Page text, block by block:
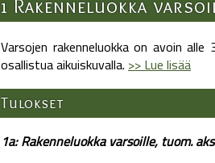
1 Rakenneluokka
Varsojen rakenneluokka on avoin
osallistua aikuiskuvalla.>> Lue lisää
Tulokset
1a: Rakenneluokka varsoille, tuom.